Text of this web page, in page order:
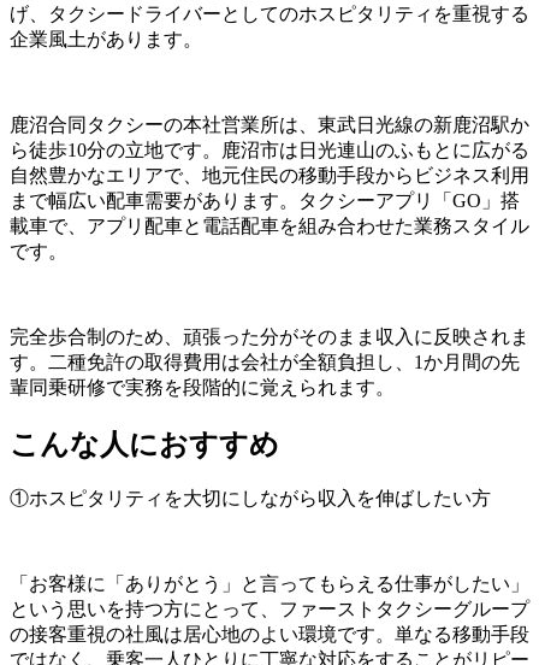
げ、タクシードライバーとしてのホスピタリティを重視する
企業風土があります。
鹿沼合同タクシーの本社営業所は、東武日光線の新鹿沼駅か
ら徒歩10分の立地です。鹿沼市は日光連山のふもとに広がる
自然豊かなエリアで、地元住民の移動手段からビジネス利用
まで幅広い配車需要があります。タクシーアプリ「GO」搭
載車で、アプリ配車と電話配車を組み合わせた業務スタイル
です。
完全歩合制のため、頑張った分がそのまま収入に反映されま
す。二種免許の取得費用は会社が全額負担し、1か月間の先
輩同乗研修で実務を段階的に覚えられます。
こんな人におすすめ
①ホスピタリティを大切にしながら収入を伸ばしたい方
「お客様に「ありがとう」と言ってもらえる仕事がしたい」
という思いを持つ方にとって、ファーストタクシーグループ
の接客重視の社風は居心地のよい環境です。単なる移動手段
ではなく、乗客一人ひとりに丁寧な対応をすることがリピー